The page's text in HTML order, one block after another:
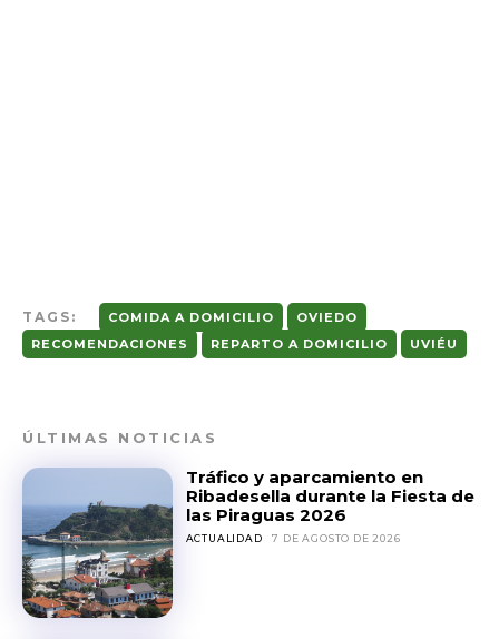
TAGS: COMIDA A DOMICILIO
OVIEDO
RECOMENDACIONES
REPARTO A DOMICILIO UVIÉU
ÚLTIMAS NOTICIAS
Tráfico y aparcamiento en
Ribadesella durante la Fiesta de
las Piraguas 2026
ACTUALIDAD 7 DE AGOSTO DE 2026